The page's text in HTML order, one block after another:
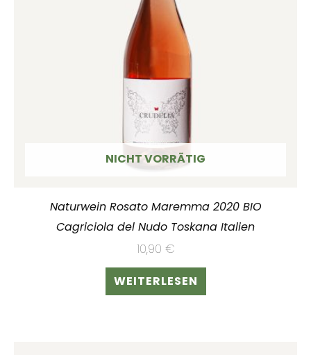
NICHT VORRÄTIG
Naturwein Rosato Maremma 2020 BIO
Cagriciola del Nudo Toskana Italien
10,90 €
WEITERLESEN